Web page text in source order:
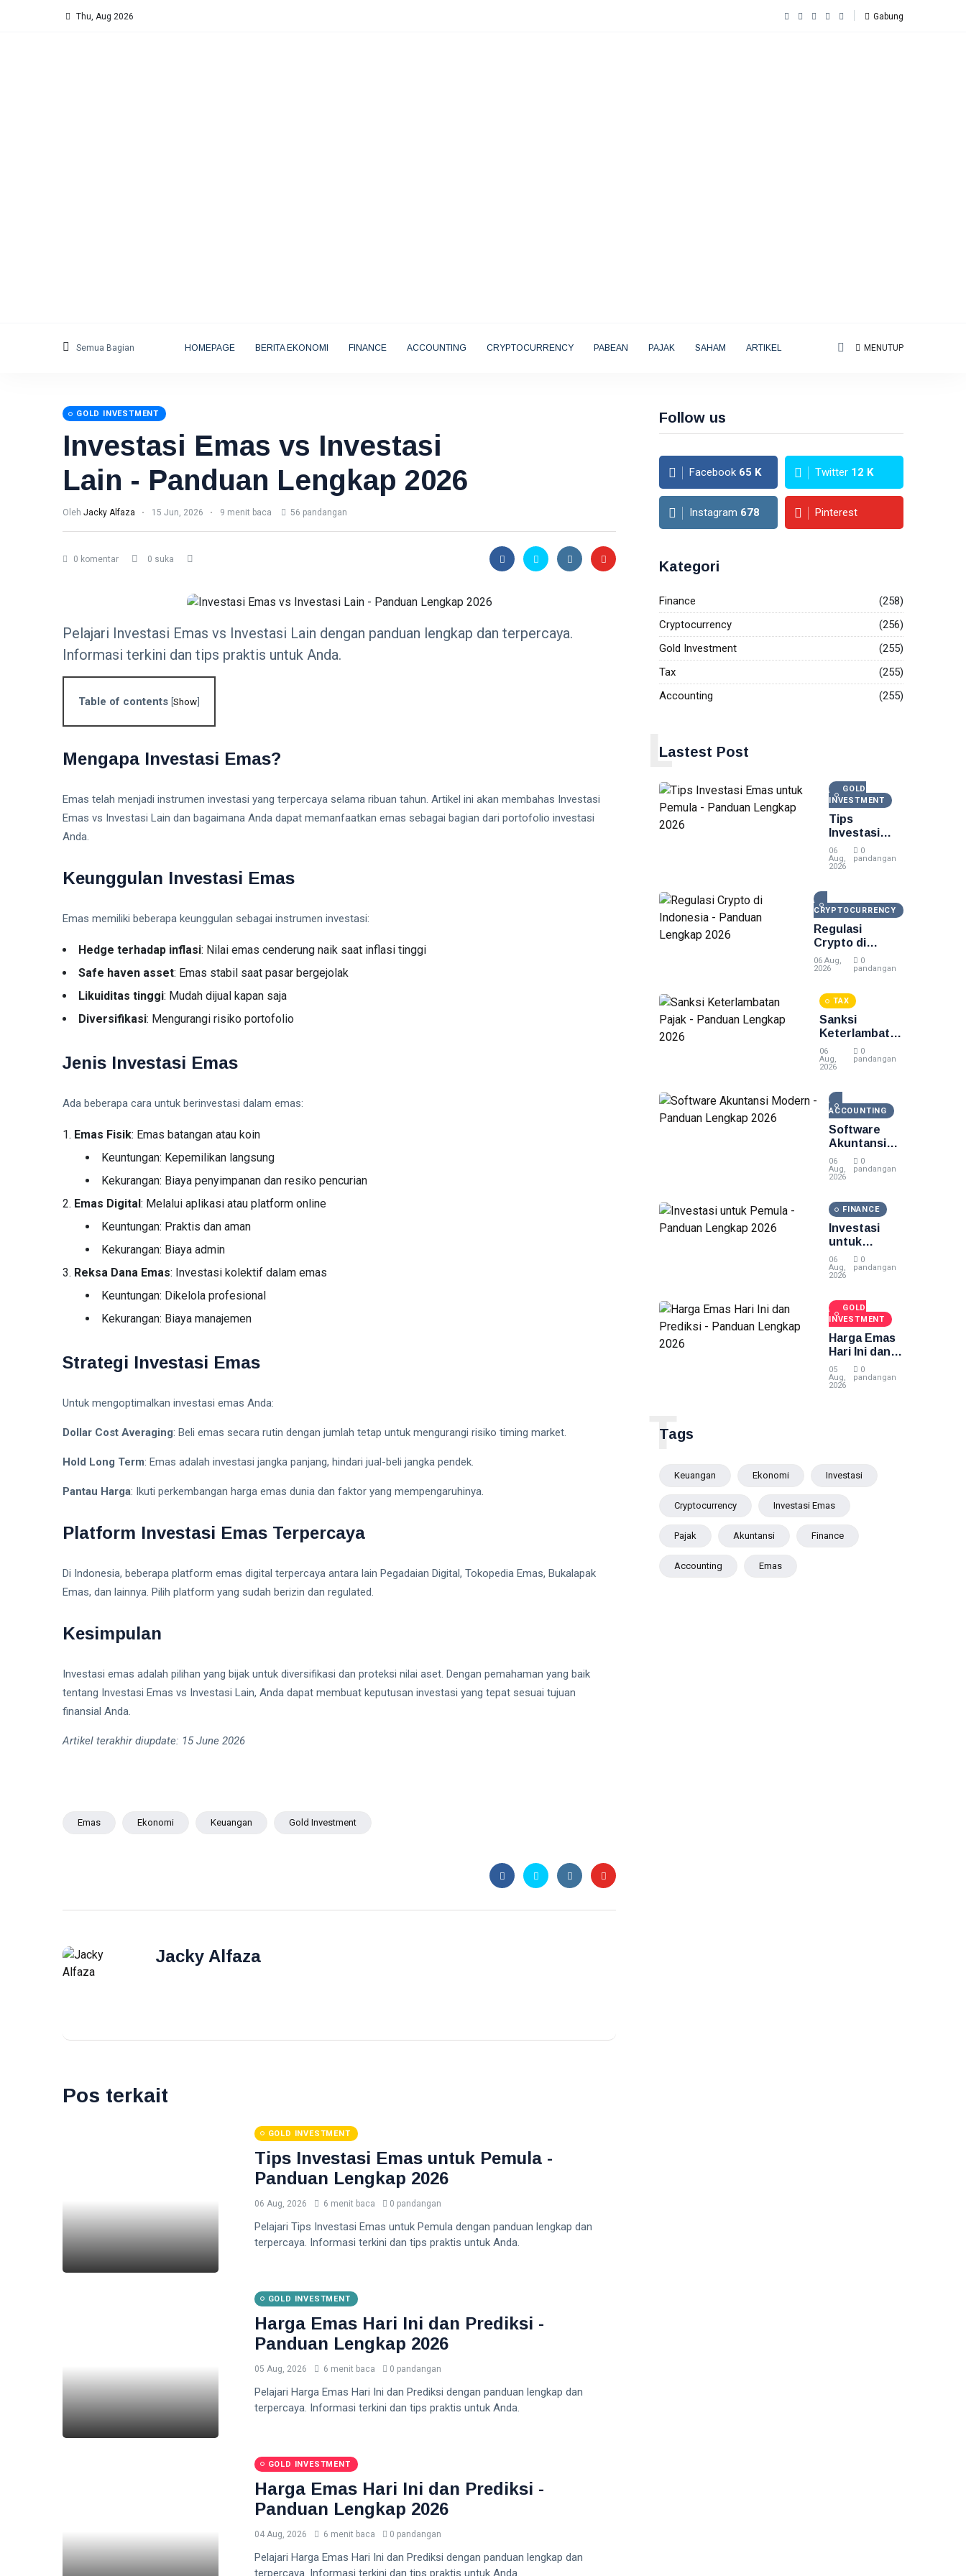
Thu, Aug 2026 Gabung
Semua Bagian HOMEPAGE BERITA EKONOMI FINANCE ACCOUNTING CRYPTOCURRENCY PABEAN PAJAK SAHAM ARTIKEL MENUTUP
GOLD INVESTMENT
Investasi Emas vs Investasi
Lain - Panduan Lengkap 2026
Oleh Jacky Alfaza 15 Jun, 2026 9 menit baca 56 pandangan
0 komentar 0 suka
Pelajari Investasi Emas vs Investasi Lain dengan panduan lengkap dan terpercaya.
Informasi terkini dan tips praktis untuk Anda.
Table of contents [Show]
Mengapa Investasi Emas?
Emas telah menjadi instrumen investasi yang terpercaya selama ribuan tahun. Artikel ini akan membahas Investasi
Emas vs Investasi Lain dan bagaimana Anda dapat memanfaatkan emas sebagai bagian dari portofolio investasi
Anda.
Keunggulan Investasi Emas
Emas memiliki beberapa keunggulan sebagai instrumen investasi:
Hedge terhadap inflasi: Nilai emas cenderung naik saat inflasi tinggi
Safe haven asset: Emas stabil saat pasar bergejolak
Likuiditas tinggi: Mudah dijual kapan saja
Diversifikasi: Mengurangi risiko portofolio
Jenis Investasi Emas
Ada beberapa cara untuk berinvestasi dalam emas:
Emas Fisik: Emas batangan atau koin
Keuntungan: Kepemilikan langsung
Kekurangan: Biaya penyimpanan dan resiko pencurian
Emas Digital: Melalui aplikasi atau platform online
Keuntungan: Praktis dan aman
Kekurangan: Biaya admin
Reksa Dana Emas: Investasi kolektif dalam emas
Keuntungan: Dikelola profesional
Kekurangan: Biaya manajemen
Strategi Investasi Emas
Untuk mengoptimalkan investasi emas Anda:
Dollar Cost Averaging: Beli emas secara rutin dengan jumlah tetap untuk mengurangi risiko timing market.
Hold Long Term: Emas adalah investasi jangka panjang, hindari jual-beli jangka pendek.
Pantau Harga: Ikuti perkembangan harga emas dunia dan faktor yang mempengaruhinya.
Platform Investasi Emas Terpercaya
Di Indonesia, beberapa platform emas digital terpercaya antara lain Pegadaian Digital, Tokopedia Emas, Bukalapak
Emas, dan lainnya. Pilih platform yang sudah berizin dan regulated.
Kesimpulan
Investasi emas adalah pilihan yang bijak untuk diversifikasi dan proteksi nilai aset. Dengan pemahaman yang baik
tentang Investasi Emas vs Investasi Lain, Anda dapat membuat keputusan investasi yang tepat sesuai tujuan
finansial Anda.
Artikel terakhir diupdate: 15 June 2026
Emas Ekonomi Keuangan Gold Investment
Jacky Alfaza
Pos terkait
GOLD INVESTMENT
Tips Investasi Emas untuk Pemula -
Panduan Lengkap 2026
06 Aug, 2026 6 menit baca 0 pandangan
Pelajari Tips Investasi Emas untuk Pemula dengan panduan lengkap dan
terpercaya. Informasi terkini dan tips praktis untuk Anda.
GOLD INVESTMENT
Harga Emas Hari Ini dan Prediksi -
Panduan Lengkap 2026
05 Aug, 2026 6 menit baca 0 pandangan
Pelajari Harga Emas Hari Ini dan Prediksi dengan panduan lengkap dan
terpercaya. Informasi terkini dan tips praktis untuk Anda.
GOLD INVESTMENT
Harga Emas Hari Ini dan Prediksi -
Panduan Lengkap 2026
04 Aug, 2026 6 menit baca 0 pandangan
Pelajari Harga Emas Hari Ini dan Prediksi dengan panduan lengkap dan
terpercaya. Informasi terkini dan tips praktis untuk Anda.
Follow us
Facebook 65 K Twitter 12 K
Instagram 678 Pinterest
Kategori
Finance
(258)
Cryptocurrency
(256)
Gold Investment
(255)
Tax
(255)
Accounting
(255)
Lastest Post
L
GOLD
INVESTMENT
Tips
Investasi
Emas untuk
Pemula -
2026
06
Aug,
2026
0
pandangan
CRYPTOCURRENCY
Regulasi
Crypto di
Indonesia -
Panduan
06 Aug,
2026
0
pandangan
TAX
Sanksi
Keterlambatan
Pajak -
Panduan
06
Aug,
2026
0
pandangan
ACCOUNTING
Software
Akuntansi
Modern -
Panduan
06
Aug,
2026
0
pandangan
FINANCE
Investasi
untuk
Pemula -
Panduan
06
Aug,
2026
0
pandangan
GOLD
INVESTMENT
Harga Emas
Hari Ini dan
Prediksi -
Panduan
05
Aug,
2026
0
pandangan
Tags
T
Keuangan Ekonomi Investasi
Cryptocurrency Investasi Emas
Pajak Akuntansi Finance
Accounting Emas